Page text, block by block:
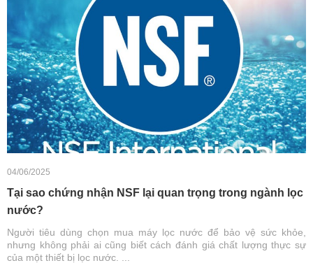
04/06/2025
Tại sao chứng nhận NSF lại quan trọng trong ngành lọc
nước?
Người tiêu dùng chọn mua máy lọc nước để bảo vệ sức khỏe,
nhưng không phải ai cũng biết cách đánh giá chất lượng thực sự
của một thiết bị lọc nước. ...